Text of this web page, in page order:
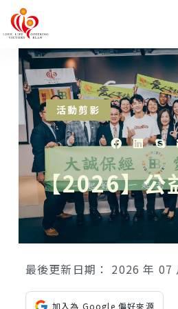
活動剪影
【2026】公
最後更新日期： 2026 年 07
加入為 Google 偏好來源